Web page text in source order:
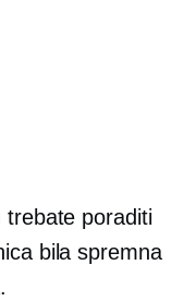
trebate poraditi
bila spremna